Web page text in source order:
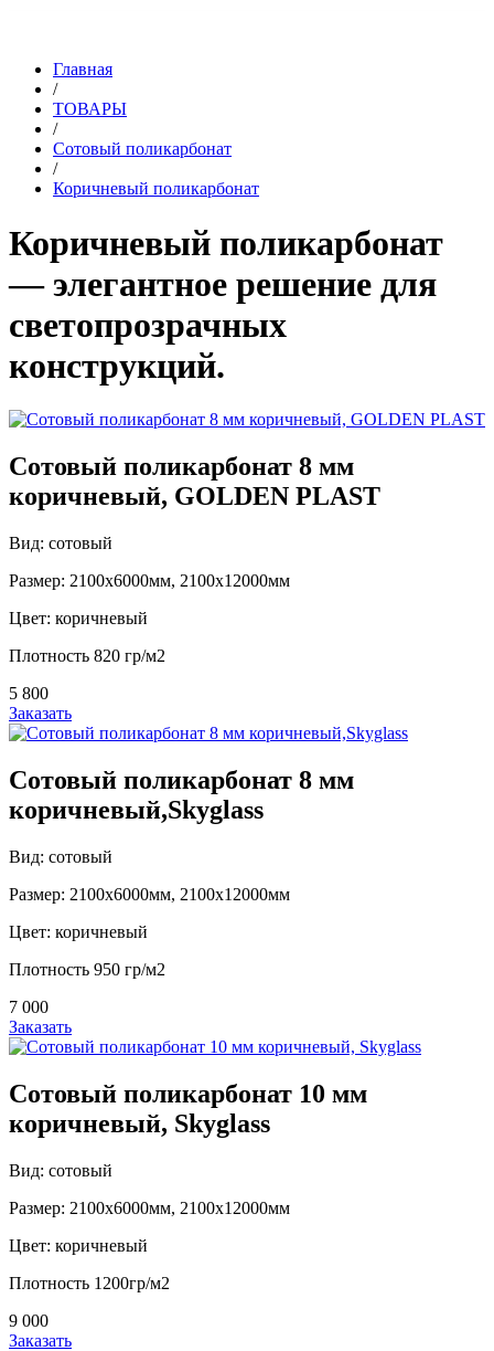
Главная
/
ТОВАРЫ
/
Сотовый поликарбонат
/
Коричневый поликарбонат
Коричневый поликарбонат
— элегантное решение для
светопрозрачных
конструкций.
Сотовый поликарбонат 8 мм
коричневый, GOLDEN PLAST
Вид: сотовый
Размер: 2100х6000мм, 2100х12000мм
Цвет: коричневый
Плотность 820 гр/м2
5 800
Заказать
Сотовый поликарбонат 8 мм
коричневый,Skyglass
Вид: сотовый
Размер: 2100х6000мм, 2100х12000мм
Цвет: коричневый
Плотность 950 гр/м2
7 000
Заказать
Сотовый поликарбонат 10 мм
коричневый, Skyglass
Вид: сотовый
Размер: 2100х6000мм, 2100х12000мм
Цвет: коричневый
Плотность 1200гр/м2
9 000
Заказать